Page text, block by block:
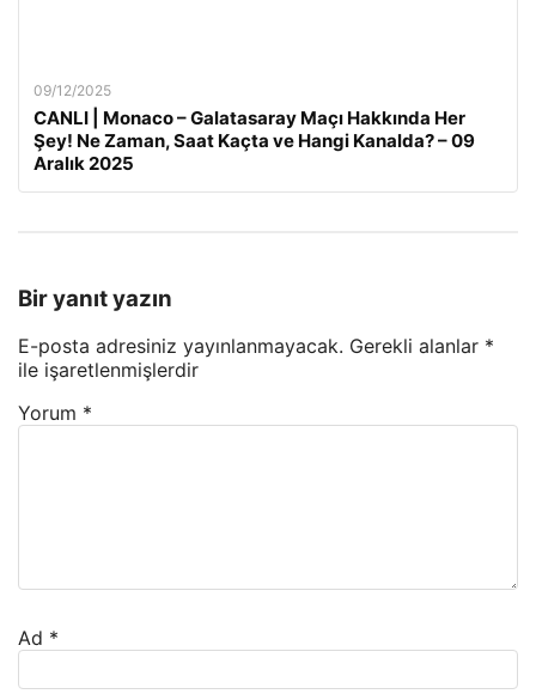
09/12/2025
CANLI | Monaco – Galatasaray Maçı Hakkında Her
Şey! Ne Zaman, Saat Kaçta ve Hangi Kanalda? – 09
Aralık 2025
Bir yanıt yazın
E-posta adresiniz yayınlanmayacak. Gerekli alanlar *
ile işaretlenmişlerdir
Yorum *
Ad *